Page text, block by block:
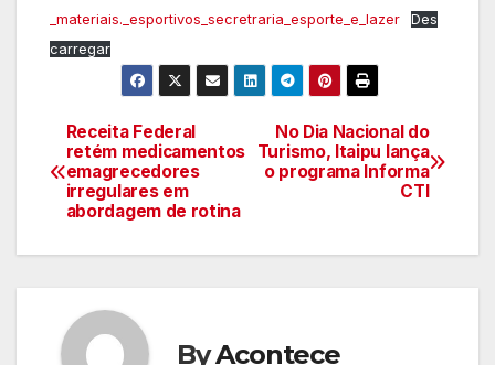
_materiais._esportivos_secretraria_esporte_e_lazer
Des
carregar
Navegação
de
artigos
No Dia Nacional do
Turismo, Itaipu lança
o programa Informa
CTI
Receita Federal
retém medicamentos
emagrecedores
irregulares em
abordagem de rotina
ByAcontece